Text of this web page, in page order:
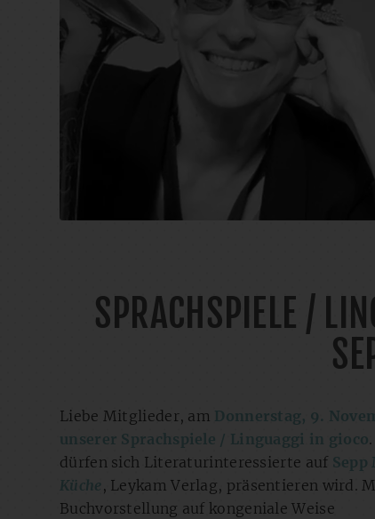
SPRACHSPIELE /
Liebe Mitglieder, am Donnerstag, 9.
unserer Sprachspiele / Linguaggi in gioco.
dürfen sich Literaturinteressierte auf Sepp
Küche , Leykam Verlag, präsentieren wird.
Buchvorstellung auf kongeniale Weise